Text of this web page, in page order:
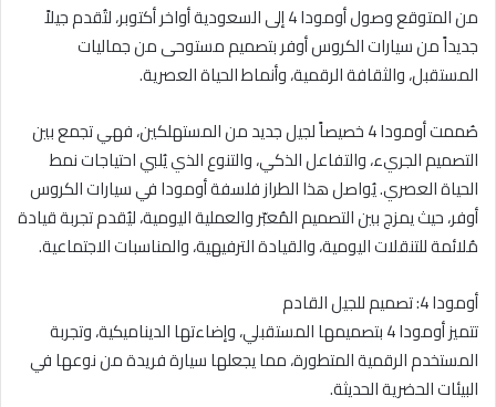
ي
من المتوقع وصول أومودا 4 إلى السعودية أواخر أكتوبر، لتُقدم جيلاً
جديداً من سيارات الكروس أوفر بتصميم مستوحى من جماليات
المستقبل، والثقافة الرقمية، وأنماط الحياة العصرية.
صُممت أومودا 4 خصيصاً لجيل جديد من المستهلكين، فهي تجمع بين
التصميم الجريء، والتفاعل الذكي، والتنوع الذي يُلبي احتياجات نمط
الحياة العصري. يُواصل هذا الطراز فلسفة أومودا في سيارات الكروس
أوفر، حيث يمزج بين التصميم المُعبّر والعملية اليومية، ليُقدم تجربة قيادة
مُلائمة للتنقلات اليومية، والقيادة الترفيهية، والمناسبات الاجتماعية.
أومودا 4: تصميم للجيل القادم
تتميز أومودا 4 بتصميمها المستقبلي، وإضاءتها الديناميكية، وتجربة
المستخدم الرقمية المتطورة، مما يجعلها سيارة فريدة من نوعها في
البيئات الحضرية الحديثة.